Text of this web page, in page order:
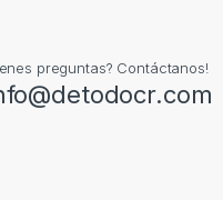
preguntas? Contáctanos!